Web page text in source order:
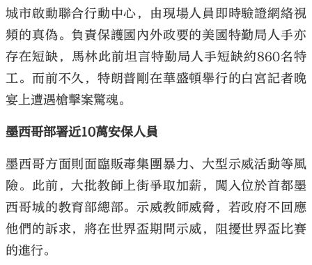
城市啟動聯合行動中心，由現場人員即時驗證網絡視
頻的真偽。負責保護國內外政要的美國特勤局人手亦
存在短缺，馬林此前坦言特勤局人手短缺約860名特
工。而前不久，特朗普剛在華盛頓舉行的白宮記者晚
宴上遭遇槍擊案驚魂。
墨西哥部署近10萬安保人員
墨西哥方面則面臨販毒集團暴力、大型示威活動等風
險。此前，大批教師上街爭取加薪，闖入位於首都墨
西哥城的教育部總部。示威教師威脅，若政府不回應
他們的訴求，將在世界盃期間示威，阻擾世界盃比賽
的進行。